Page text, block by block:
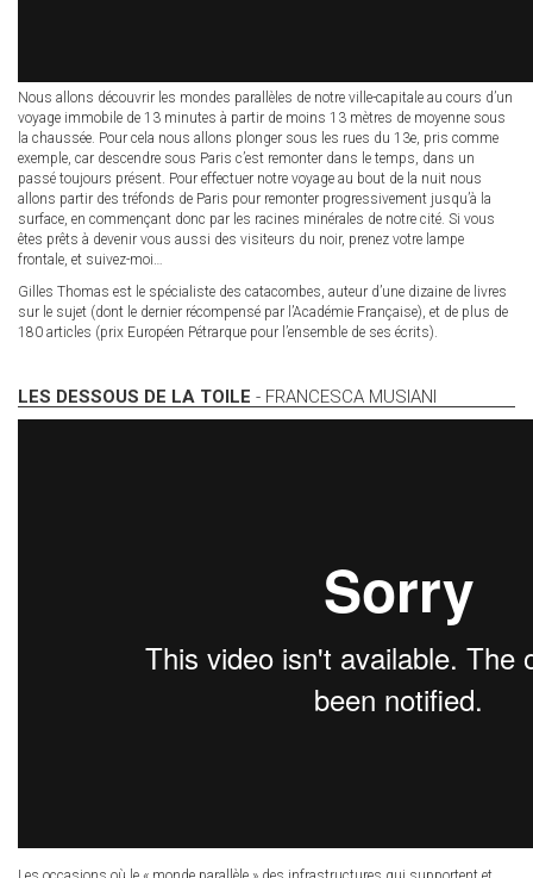
Nous allons découvrir les mondes parallèles de notre ville-capitale au cours d’un
voyage immobile de 13 minutes à partir de moins 13 mètres de moyenne sous
la chaussée. Pour cela nous allons plonger sous les rues du 13e, pris comme
exemple, car descendre sous Paris c’est remonter dans le temps, dans un
passé toujours présent. Pour effectuer notre voyage au bout de la nuit nous
allons partir des tréfonds de Paris pour remonter progressivement jusqu’à la
surface, en commençant donc par les racines minérales de notre cité. Si vous
êtes prêts à devenir vous aussi des visiteurs du noir, prenez votre lampe
frontale, et suivez-moi…
Gilles Thomas est le spécialiste des catacombes, auteur d’une dizaine de livres
sur le sujet (dont le dernier récompensé par l’Académie Française), et de plus de
180 articles (prix Européen Pétrarque pour l’ensemble de ses écrits).
LES DESSOUS DE LA TOILE - FRANCESCA MUSIANI